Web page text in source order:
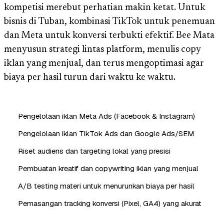
kompetisi merebut perhatian makin ketat. Untuk
bisnis di Tuban, kombinasi TikTok untuk penemuan
dan Meta untuk konversi terbukti efektif. Bee Mata
menyusun strategi lintas platform, menulis copy
iklan yang menjual, dan terus mengoptimasi agar
biaya per hasil turun dari waktu ke waktu.
Pengelolaan iklan Meta Ads (Facebook & Instagram)
Pengelolaan iklan TikTok Ads dan Google Ads/SEM
Riset audiens dan targeting lokal yang presisi
Pembuatan kreatif dan copywriting iklan yang menjual
A/B testing materi untuk menurunkan biaya per hasil
Pemasangan tracking konversi (Pixel, GA4) yang akurat